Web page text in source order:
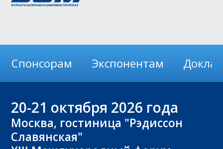
Спонсорам Экспонентам
20-21 октября 2026 года
Москва, гостиница "Рэдиссон
Славянская"